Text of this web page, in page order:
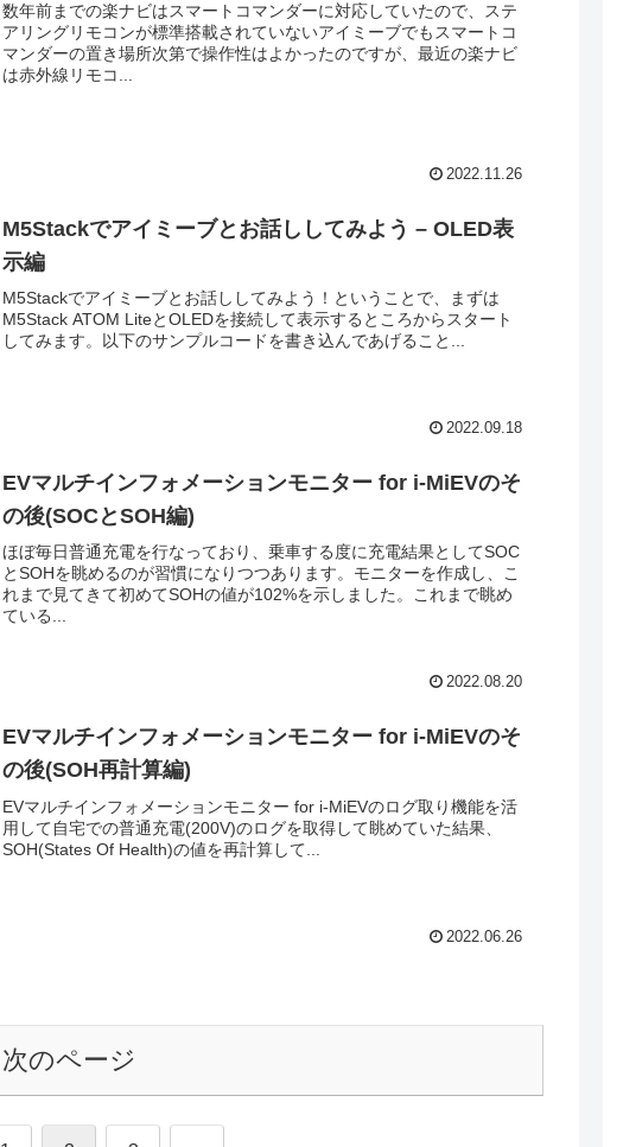
数年前までの楽ナビはスマートコマンダーに対応していたので、ステ
アリングリモコンが標準搭載されていないアイミーブでもスマートコ
マンダーの置き場所次第で操作性はよかったのですが、最近の楽ナビ
は赤外線リモコ...
2022.11.26
M5Stackでアイミーブとお話ししてみよう – OLED表
示編
M5Stackでアイミーブとお話ししてみよう！ということで、まずは
M5Stack ATOM LiteとOLEDを接続して表示するところからスタート
してみます。以下のサンプルコードを書き込んであげること...
2022.09.18
EVマルチインフォメーションモニター for i-MiEVのそ
の後(SOCとSOH編)
ほぼ毎日普通充電を行なっており、乗車する度に充電結果としてSOC
とSOHを眺めるのが習慣になりつつあります。モニターを作成し、こ
れまで見てきて初めてSOHの値が102%を示しました。これまで眺め
ている...
2022.08.20
EVマルチインフォメーションモニター for i-MiEVのそ
の後(SOH再計算編)
EVマルチインフォメーションモニター for i-MiEVのログ取り機能を活
用して自宅での普通充電(200V)のログを取得して眺めていた結果、
SOH(States Of Health)の値を再計算して...
2022.06.26
次のページ